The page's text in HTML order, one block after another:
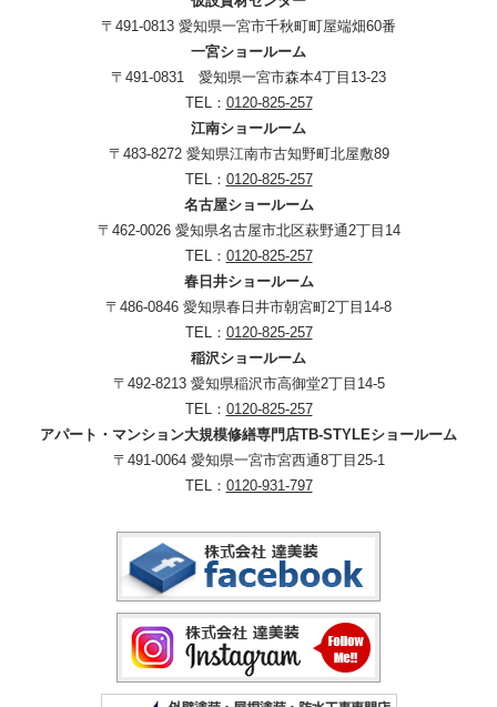
〒491-0813 愛知県一宮市千秋町町屋端畑60番
一宮ショールーム
〒491-0831 愛知県一宮市森本4丁目13-23
TEL： 0120-825-257
江南ショールーム
〒483-8272 愛知県江南市古知野町北屋敷89
TEL： 0120-825-257
名古屋ショールーム
〒462-0026 愛知県名古屋市北区萩野通2丁目14
TEL： 0120-825-257
春日井ショールーム
〒486-0846 愛知県春日井市朝宮町2丁目14-8
TEL： 0120-825-257
稲沢ショールーム
〒492-8213 愛知県稲沢市高御堂2丁目14-5
TEL： 0120-825-257
アパート・マンション大規模修繕専門店TB-STYLEショールーム
〒491-0064 愛知県一宮市宮西通8丁目25-1
TEL： 0120-931-797